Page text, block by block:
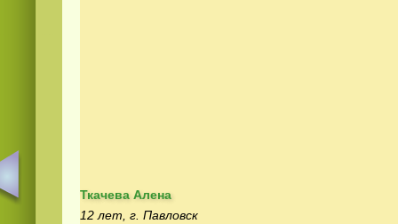
Ткачева Алена
12 лет, г. Павловск